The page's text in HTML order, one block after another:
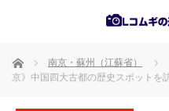
ホーム 南京・蘇州（江蘇省）
京》中国四大古都の歴史スポットを